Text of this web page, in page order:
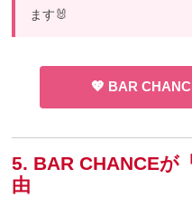
ます🐰
💖 BAR
5. BAR CHANCEが
由